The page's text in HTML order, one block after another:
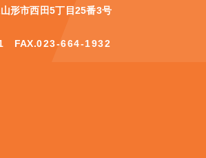
形市西田5丁目25番3号
FAX.023-664-1932